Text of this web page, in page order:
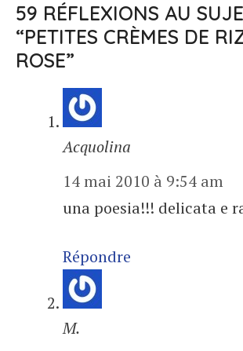
59 RÉFLEXIONS AU
“PETITES CRÈMES DE
ROSE”
Acquolina
14 mai 2010 à 9:54 am
una poesia!!! delicata e
Répondre
M.